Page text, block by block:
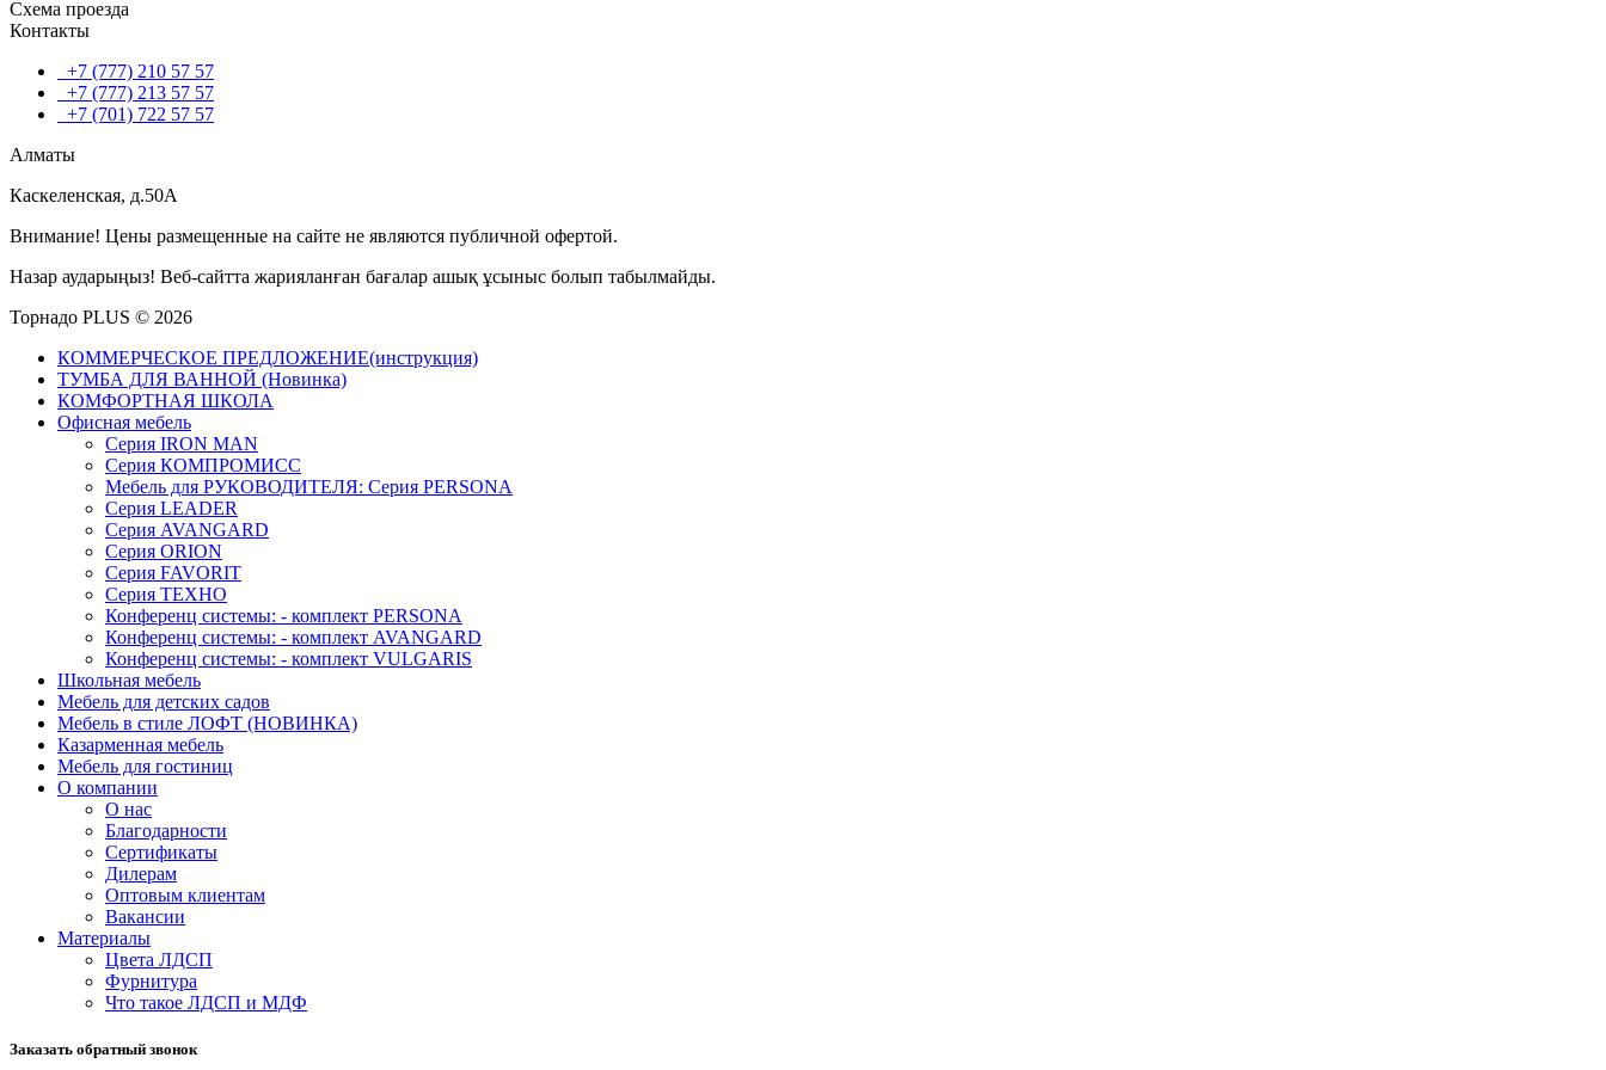
Схема проезда
Контакты
+7 (777) 210 57 57
+7 (777) 213 57 57
+7 (701) 722 57 57
Алматы
Каскеленская, д.50А
Внимание! Цены размещенные на сайте не являются публичной офертой.
Назар аударыңыз! Веб-сайтта жарияланған бағалар ашық ұсыныс болып табылмайды.
Торнадо PLUS © 2026
КОММЕРЧЕСКОЕ ПРЕДЛОЖЕНИЕ(инструкция)
ТУМБА ДЛЯ ВАННОЙ (Новинка)
КОМФОРТНАЯ ШКОЛА
Офисная мебель
Серия IRON MAN
Серия КОМПРОМИСС
Мебель для РУКОВОДИТЕЛЯ: Серия PERSONA
Серия LEADER
Серия AVANGARD
Серия ORION
Серия FAVORIT
Серия ТЕХНО
Конференц системы: - комплект PERSONA
Конференц системы: - комплект AVANGARD
Конференц системы: - комплект VULGARIS
Школьная мебель
Мебель для детских садов
Мебель в стиле ЛОФТ (НОВИНКА)
Казарменная мебель
Мебель для гостиниц
О компании
О нас
Благодарности
Сертификаты
Дилерам
Оптовым клиентам
Вакансии
Материалы
Цвета ЛДСП
Фурнитура
Что такое ЛДСП и МДФ
Заказать обратный звонок